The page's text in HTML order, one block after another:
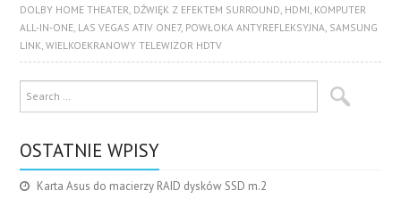
DOLBY HOME THEATER, DŹWIĘK Z EFEKTEM SURROUND, HDMI, KOMPUTER
ALL-IN-ONE, LAS VEGAS ATIV ONE7, POWŁOKA ANTYREFLEKSYJNA, SAMSUNG
LINK,WIELKOEKRANOWY TELEWIZOR HDTV
OSTATNIE WPISY
Karta Asus do macierzy RAID dysków SSD m.2